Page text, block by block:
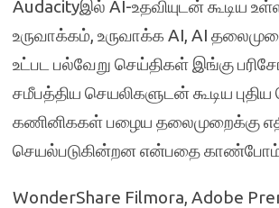
Audacityஇல் AI-உதவியுடன் கூடிய
உருவாக்கம், உருவாக்க AI, AI
உட்பட பல்வேறு செய்திகள் இங்கு
சமீபத்திய செயலிகளுடன் கூடிய புதிய
கணினிககள் பழைய தலைமுறைக்கு
செயல்படுகின்றன என்பதை
WonderShare Filmora, Adobe